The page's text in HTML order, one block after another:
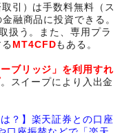
引）は手数料無料（ス
融商品に投資できる。
扱う。また、専用プラ
MT4CFDもある。
ブリッジ」を利用すれ
。スイープにより入出金
？】楽天証券との口座